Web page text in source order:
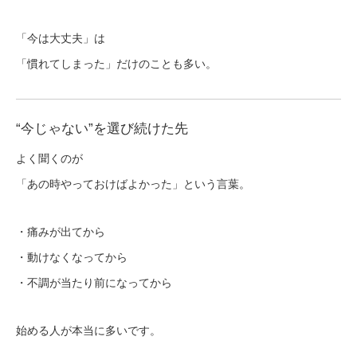
「今は大丈夫」は
「慣れてしまった」だけのことも多い。
“今じゃない”を選び続けた先
よく聞くのが
「あの時やっておけばよかった」という言葉。
・痛みが出てから
・動けなくなってから
・不調が当たり前になってから
始める人が本当に多いです。